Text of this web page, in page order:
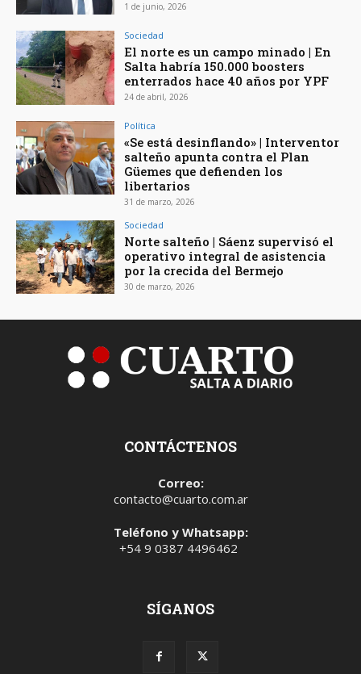
1 de junio, 2026
Sociedad
El norte es un campo minado | En
Salta habría 150.000 boosters
enterrados hace 40 años por YPF
24 de abril, 2026
Política
«Se está desinflando» | Interventor
salteño apunta contra el Plan
Güemes que defienden los
libertarios
31 de marzo, 2026
Sociedad
Norte salteño | Sáenz supervisó el
operativo integral de asistencia
por la crecida del Bermejo
30 de marzo, 2026
CONTÁCTENOS
Correo:
contacto@cuarto.com.ar
Teléfono y Whatsapp:
+54 9 0387 4496462
SÍGANOS